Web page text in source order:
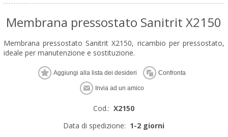
Membrana pressostato Sanitrit X2150
Membrana pressostato Sanitrit X2150, ricambio per pressostato,
ideale per manutenzione e sostituzione.
Cod.: X2150
Data di spedizione: 1-2 giorni